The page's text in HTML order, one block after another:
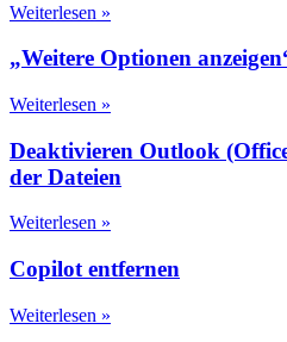
Weiterlesen »
„Weitere Optionen
Weiterlesen »
Deaktivieren Outlook
der Dateien
Weiterlesen »
Copilot entfernen
Weiterlesen »